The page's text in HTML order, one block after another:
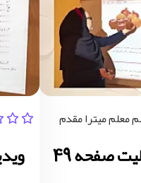
معلم میترا مقدم
ویدیو حل فعالیت صفحه 49